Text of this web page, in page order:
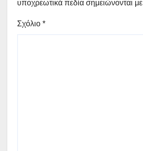
υποχρεωτικά πεδία σημειώνονται με
Σχόλιο *